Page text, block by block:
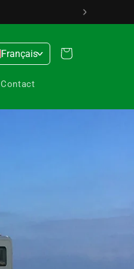
Contact
Français> Panier